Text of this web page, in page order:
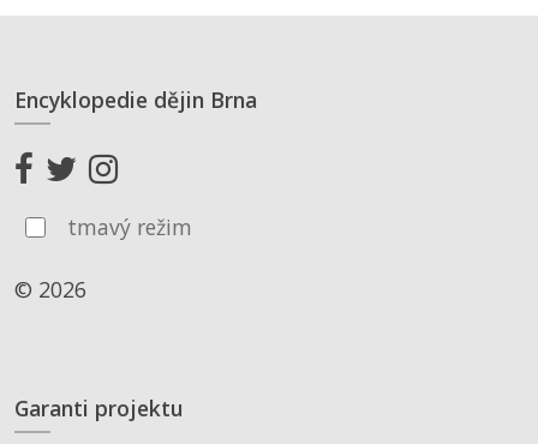
Encyklopedie dějin Brna
tmavý režim
© 2026
Garanti projektu